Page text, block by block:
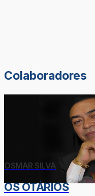
Colaboradores
OSMAR SILVA
OS OTÁRIOS